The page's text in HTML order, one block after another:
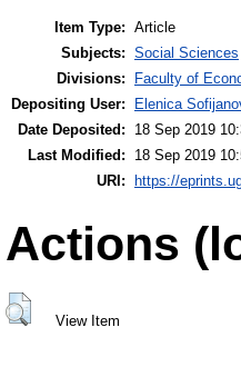
Item Type: Article
Subjects: Social Sciences
Divisions:
Faculty of
Depositing User:
Elenica
Date Deposited:
18 Sep 2019
Last Modified:
18 Sep 2019
URI:
https://
Actions
View Item